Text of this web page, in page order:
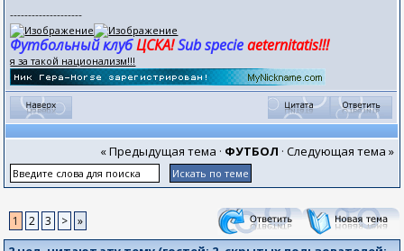
--------------------
Футбольный клубЦСКА!Sub specieaeternitatis!!!
я за такой национализм!!!
« Предыдущая тема · ФУТБОЛ · Следующая тема »
1 2 3 > »